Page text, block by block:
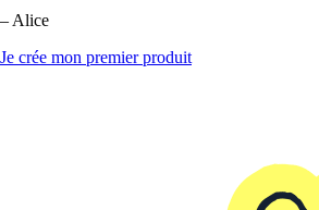
– Alice
Je crée mon premier produit